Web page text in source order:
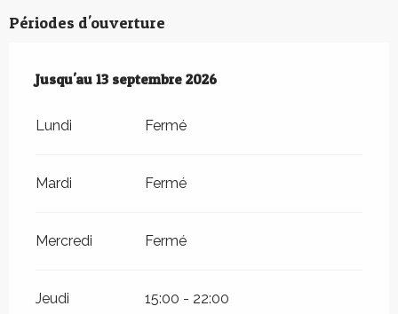
Périodes d'ouverture
Du22 juin 2026au13 septembre 2026
Jusqu'au 13 septembre 2026
Lundi Fermé
Mardi Fermé
Mercredi Fermé
Jeudi 15:00 - 22:00